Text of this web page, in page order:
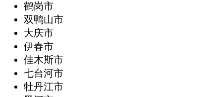
鹤岗市
双鸭山市
大庆市
伊春市
佳木斯市
七台河市
牡丹江市